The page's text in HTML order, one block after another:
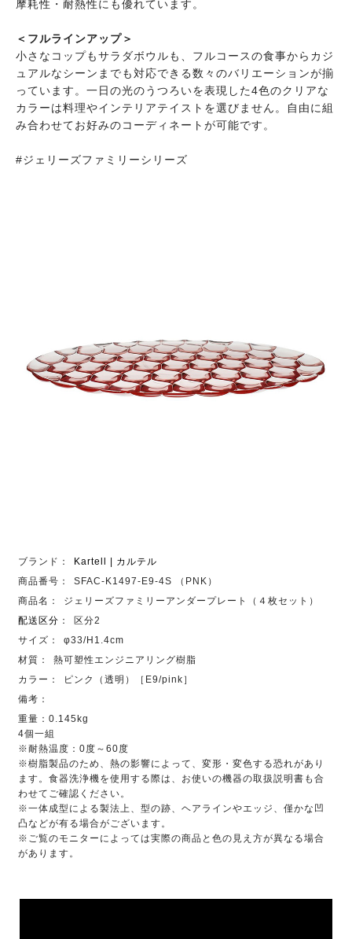
摩耗性・耐熱性にも優れています。
＜フルラインアップ＞
小さなコップもサラダボウルも、フルコースの食事からカジ
ュアルなシーンまでも対応できる数々のバリエーションが揃
っています。一日の光のうつろいを表現した4色のクリアな
カラーは料理やインテリアテイストを選びません。自由に組
み合わせてお好みのコーディネートが可能です。
#ジェリーズファミリーシリーズ
ブランド：
Kartell | カルテル
商品番号：
SFAC-K1497-E9-4S （PNK）
商品名：
ジェリーズファミリーアンダープレート（４枚セット）
配送区分 ：
区分2
サイズ：
φ33/H1.4cm
材質：
熱可塑性エンジニアリング樹脂
カラー：
ピンク（透明）［E9/pink］
備考：
重量：0.145kg
4個一組
※耐熱温度：0度～60度
※樹脂製品のため、熱の影響によって、変形・変色する恐れがあり
ます。食器洗浄機を使用する際は、お使いの機器の取扱説明書も合
わせてご確認ください。
※一体成型による製法上、型の跡、ヘアラインやエッジ、僅かな凹
凸などが有る場合がございます。
※ご覧のモニターによっては実際の商品と色の見え方が異なる場合
があります。